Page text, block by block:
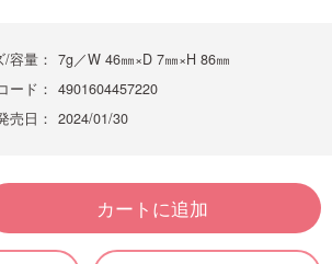
容量： 7g／W 46㎜×D 7㎜×H 86㎜
ード： 4901604457220
売日： 2024/01/30
カートに追加